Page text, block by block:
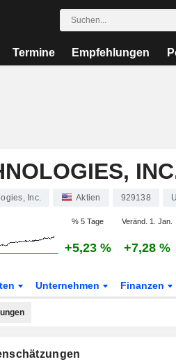
Termine Empfehlungen
Inc. Aktien 929138
% 5 Tage Veränd. 1. Jan.
+5,23 % +7,28 %
Unternehmen Finanzen